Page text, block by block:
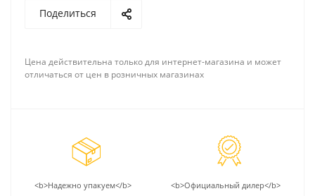
Поделиться
Цена действительна только для интернет-магазина и может
отличаться от цен в розничных магазинах
<b>Надежно упакуем</b> <b>Официальный дилер</b>